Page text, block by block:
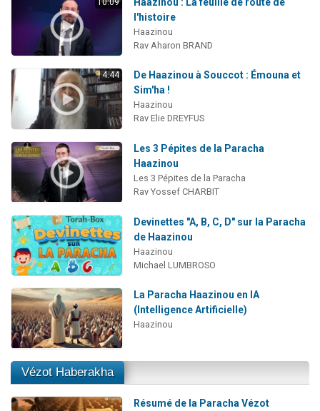
l'histoire
Haazinou
Rav Aharon BRAND
4:44
De Haazinou à Souccot : Émouna et
Sim'ha !
Haazinou
Rav Elie DREYFUS
Les 3 Pépites de la Paracha
Haazinou
Les 3 Pépites de la Paracha
Rav Yossef CHARBIT
Devinettes "A, B, C, D" sur la Paracha
de Haazinou
Haazinou
Michael LUMBROSO
La Paracha Haazinou en IA
(Intelligence Artificielle)
Haazinou
Vézot Haberakha
Résumé de la Paracha Vézot